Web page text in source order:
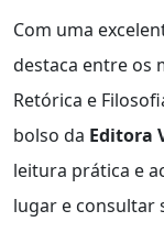
Com uma
destaca entre os
Retórica e
bolso da Editora
leitura prática e
lugar e consultar